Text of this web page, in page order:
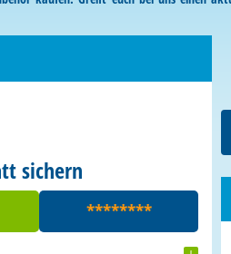
sichern
********